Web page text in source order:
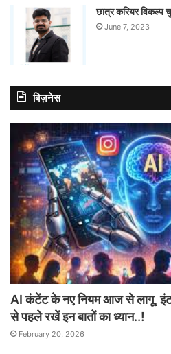
छात्र करियर विकल्प
June 7, 2023
बिज़नेस
AI कंटेंट के नए नियम आज से लागू,
से पहले रखें इन बातों का ध्यान..!
February 20, 2026